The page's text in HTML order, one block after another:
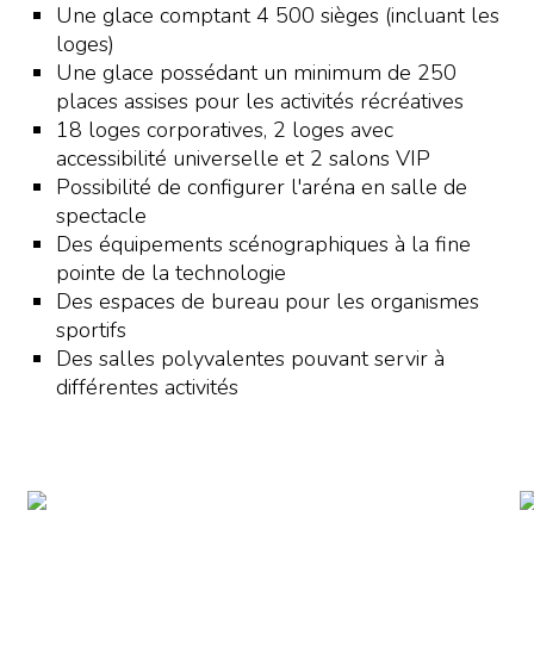
Une glace comptant 4 500 sièges (incluant les
loges)
Une glace possédant un minimum de 250
places assises pour les activités récréatives
18 loges corporatives, 2 loges avec
accessibilité universelle et 2 salons VIP
Possibilité de configurer l'aréna en salle de
spectacle
Des équipements scénographiques à la fine
pointe de la technologie
Des espaces de bureau pour les organismes
sportifs
Des salles polyvalentes pouvant servir à
différentes activités